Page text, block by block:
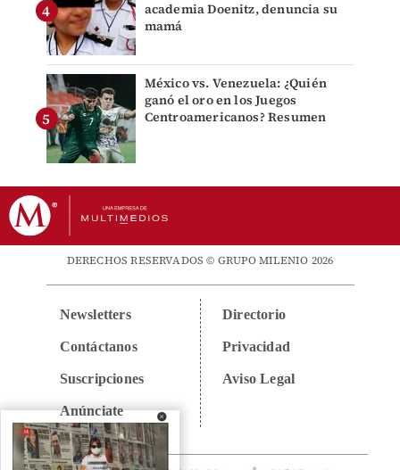
academia Doenitz, denuncia su
mamá
México vs. Venezuela: ¿Quién
ganó el oro en los Juegos
Centroamericanos? Resumen
DERECHOS RESERVADOS © GRUPO MILENIO 2026
Newsletters
Contáctanos
Suscripciones
Anúnciate
Directorio
Privacidad
Aviso Legal